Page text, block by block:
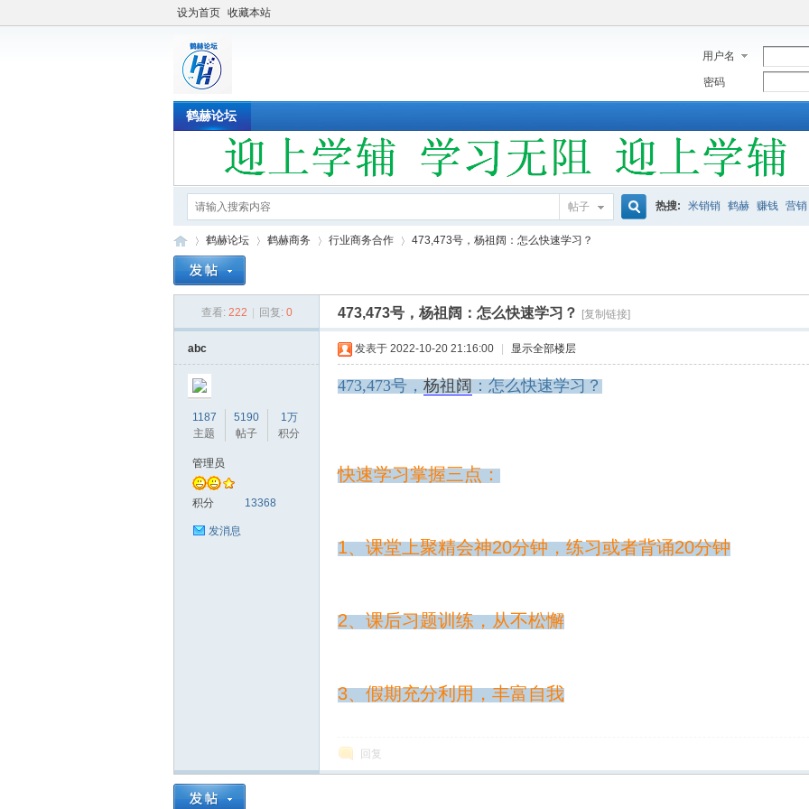
设为首页 收藏本站
用户名
密码
鹤赫论坛
帖子
索
热搜: 米销销 鹤赫 赚钱 营销
鹤赫论坛 鹤赫商务 行业商务合作
›
473,473号，杨祖阔：怎么快速学习？
查看: 222 回复: 0 473,473号，杨祖阔：怎么快速学习？ [复制链接]
abc
1187
主题
5190
帖子
1万
积分
管理员
积分 13368
发消息
发表于 2022-10-20 21:16:00 显示全部楼层
473,473号， 杨祖阔 ：怎么快速学习？
快速学习掌握三点：
1、课堂上聚精会神20分钟，练习或者背诵20分钟
2、课后习题训练，从不松懈
3、假期充分利用，丰富自我
回复